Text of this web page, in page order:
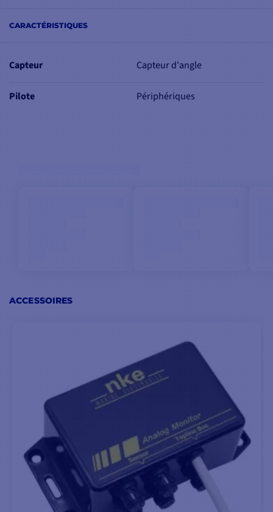
CARACTÉRISTIQUES
Capteur Capteur d'angle
Pilote Périphériques
fourni avec une
d’étalonnage peut être
entré.
POINTS PRINCIPAUX :
Linéarité : 2%
Résolution : 0.1 °
Consommation : 15mA
Alimentation : 10 à 16Vdc
Étanchéité : IP67 pour le
CONTENU DE LA BOITE
:
1 - Capteur d'angle
1 - Câble 3m
1 - Documentation en PDF
ACCESSOIRES